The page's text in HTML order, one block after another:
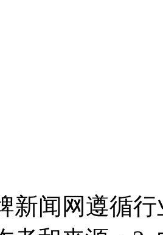
新闻网遵循